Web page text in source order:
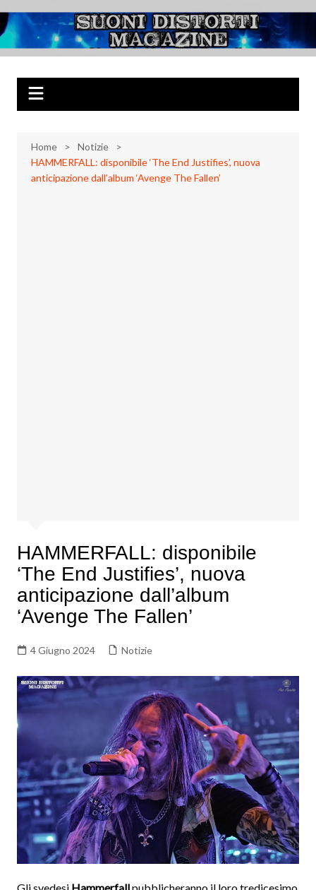
al
contenuto
Suoni Distorti
Magazine
Musica Rock, Metal, Punk e varie sonorità alternative
Home
Notizie
HAMMERFALL: disponibile ‘The End Justifies’, nuova
anticipazione dall’album ‘Avenge The Fallen’
HAMMERFALL: disponibile
‘The End Justifies’, nuova
anticipazione dall’album
‘Avenge The Fallen’
4 Giugno 2024 Notizie